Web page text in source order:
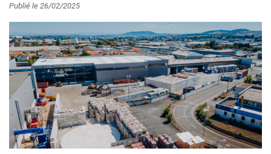
Publié le 26/02/2025